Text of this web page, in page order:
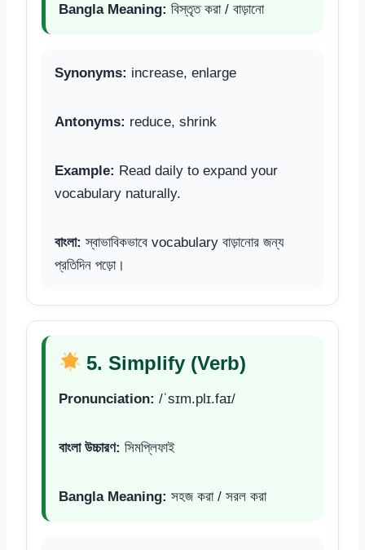
Bangla Meaning: বিস্তৃত করা / বাড়ানো
Synonyms: increase, enlarge
Antonyms: reduce, shrink
Example: Read daily to expand your
vocabulary naturally.
বাংলা: স্বাভাবিকভাবে vocabulary বাড়ানোর জন্য
প্রতিদিন পড়ো।
5. Simplify (Verb)
Pronunciation: /ˈsɪm.plɪ.faɪ/
বাংলা উচ্চারণ: সিমপ্লিফাই
Bangla Meaning: সহজ করা / সরল করা